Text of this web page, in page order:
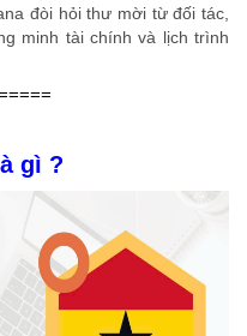
đòi hỏi thư mời từ đối tác,
minh tài chính và lịch trình
gì ?